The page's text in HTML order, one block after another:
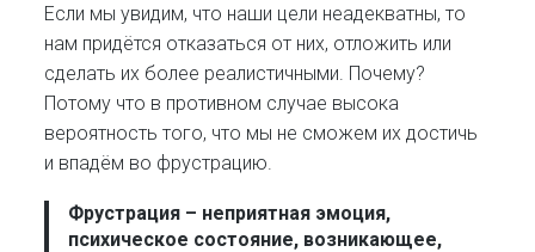
Если мы увидим, что наши цели неадекватны, то
нам придётся отказаться от них, отложить или
сделать их более реалистичными. Почему?
Потому что в противном случае высока
вероятность того, что мы не сможем их достичь
и впадём во фрустрацию.
Фрустрация – неприятная эмоция,
психическое состояние, возникающее,